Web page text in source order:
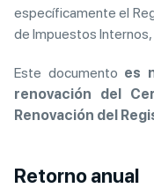
específicamente el
de Impuestos Internos,
Este documento es
renovación del
Renovación del
Retorno anual